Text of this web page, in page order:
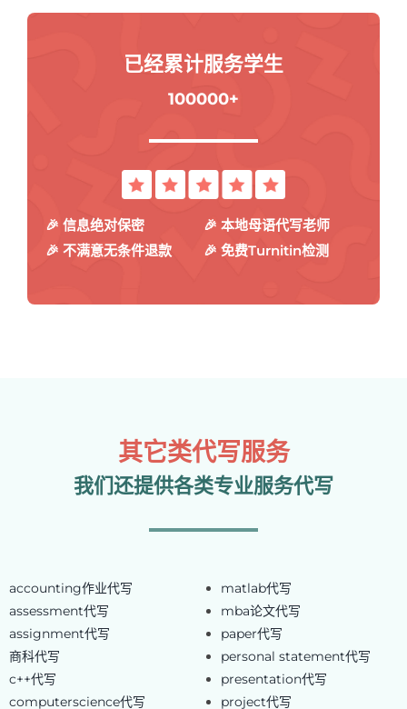
已经累计服务学生
100000+
🎉 信息绝对保密
🎉 本地母语代写老师
🎉 不满意无条件退款
🎉 免费Turnitin检测
其它类代写服务
我们还提供各类专业服务代写
accounting作业代写
assessment代写
assignment代写
商科代写
c++代写
computerscience代写
matlab代写
mba论文代写
paper代写
personal statement代写
presentation代写
project代写